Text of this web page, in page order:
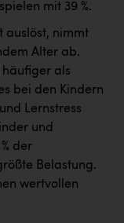
mit 39 %.
auslöst, nimmt
Alter ab.
häufiger als
bei den Kindern
Lernstress
und
der
Belastung.
wertvollen